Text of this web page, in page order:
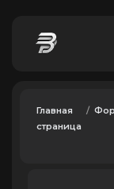
Главная
страница
/